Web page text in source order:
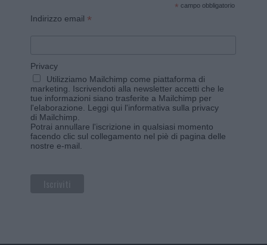
* campo obbligatorio
Indirizzo email *
Privacy
Utilizziamo Mailchimp come piattaforma di
marketing. Iscrivendoti alla newsletter accetti che le
tue informazioni siano trasferite a Mailchimp per
l'elaborazione. Leggi qui l'informativa sulla privacy
di Mailchimp
Potrai annullare l'iscrizione in qualsiasi momento
facendo clic sul collegamento nel piè di pagina delle
nostre e-mail.